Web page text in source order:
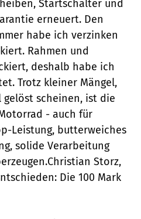
Startschalter und
erneuert. Den
habe ich verzinken
Rahmen und
deshalb habe ich
Trotz kleiner Mängel,
gelöst scheinen, ist die
- auch für
Leistung, butterweiches
solide Verarbeitung
Storz,
Die 100 Mark